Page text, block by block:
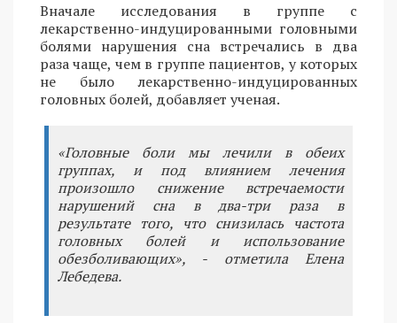
Вначале исследования в группе с
лекарственно-индуцированными головными
болями нарушения сна встречались в два
раза чаще, чем в группе пациентов, у которых
не было лекарственно-индуцированных
головных болей, добавляет ученая.
«Головные боли мы лечили в обеих
группах, и под влиянием лечения
произошло снижение встречаемости
нарушений сна в два-три раза в
результате того, что снизилась частота
головных болей и использование
обезболивающих», - отметила Елена
Лебедева.